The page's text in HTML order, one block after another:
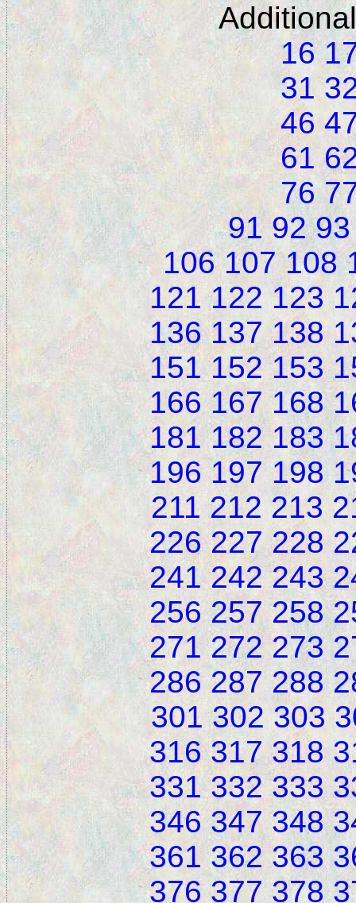
16
31
46
61
76
91 92 93
106 107 108
121 122 123
136 137 138
151 152 153
166 167 168
181 182 183
196 197 198
211 212 213
226 227 228
241 242 243
256 257 258
271 272 273
286 287 288
301 302 303
316 317 318
331 332 333
346 347 348
361 362 363
376 377 378